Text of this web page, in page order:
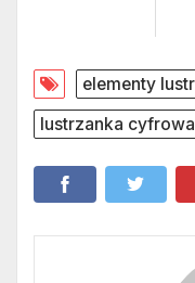
elementy
lustrzanka cyfrowa